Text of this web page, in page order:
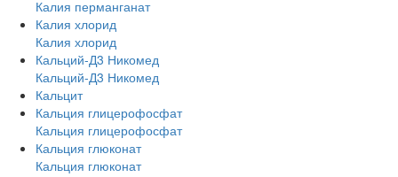
Калия перманганат
Калия хлорид
Калия хлорид
Кальций-Д3 Никомед
Кальций-Д3 Никомед
Кальцит
Кальция глицерофосфат
Кальция глицерофосфат
Кальция глюконат
Кальция глюконат